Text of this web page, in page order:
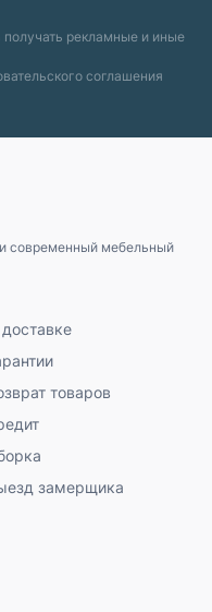
рекламные и иные
соглашения
современный мебельный
товаров
замерщика